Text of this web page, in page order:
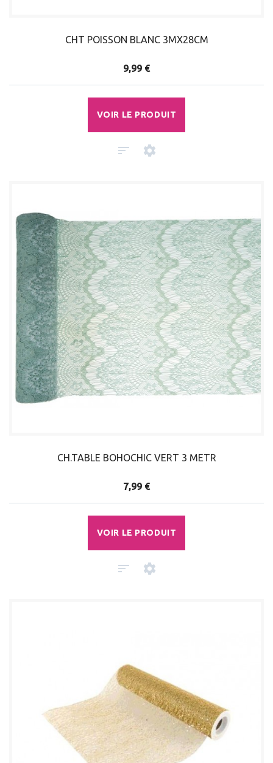
CHT POISSON BLANC 3MX28CM
9,99 €
VOIR LE PRODUIT
CH.TABLE BOHOCHIC VERT 3 METR
7,99 €
VOIR LE PRODUIT